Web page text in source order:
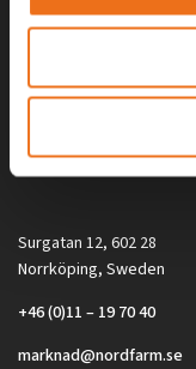
Alla priser på tillbehör
gäller inte vid köp av
Surgatan 12, 602 28
Norrköping, Sweden
+46 (0)11 – 19 70 40
marknad@nordfarm.se